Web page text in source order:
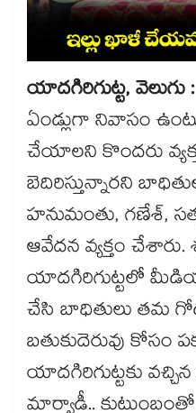
యాదగిరిగుట్ట, వెలుగు :
ఏండ్లుగా నివాసం
చేయాలని కొందరు
బెదిరిస్తున్నారని
హనుమంతు, గణేశ్,
ఆవేదన వ్యక్తం చేశారు.
యాదగిరిగుట్టలో
చేసి బాధితులు తమ
బతుకుదెరువు కోసం
యాదగిరిగుట్టకు